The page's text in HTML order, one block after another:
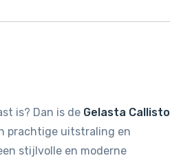
is? Dan is de Gelasta Callisto
prachtige uitstraling en
stijlvolle en moderne